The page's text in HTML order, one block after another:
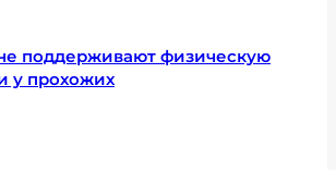
поддерживают физическую
у прохожих